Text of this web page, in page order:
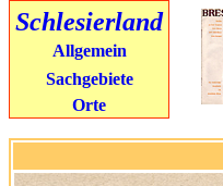
Schlesierland
Allgemein
Sachgebiete
Orte